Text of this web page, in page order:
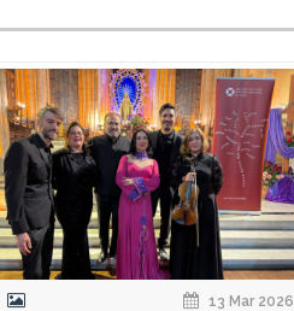
13 Mar 2026